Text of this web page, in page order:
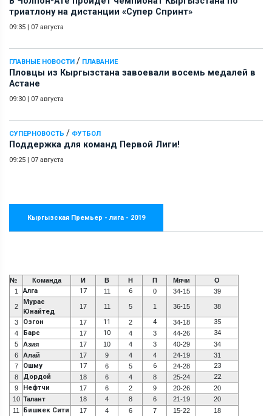
триатлону на дистанции «Супер Спринт»
09:35 | 07 августа
ГЛАВНЫЕ НОВОСТИ / ПЛАВАНИЕ
Пловцы из Кыргызстана завоевали восемь медалей в
Астане
09:30 | 07 августа
СУПЕРНОВОСТЬ / ФУТБОЛ
Поддержка для команд Первой Лиги!
09:25 | 07 августа
Кыргызская Премьер - лига - 2019
№ Команда И В Н П Мячи
О
1
Алга 17 11 6 0 34-15 39
2
Мурас
Юнайтед
17 11 5 1 36-15 38
3 Озгон 17 11 2 4 34-18 35
4 Барс 17 10 4 3 44-26 34
5 Азия 17 10 4 3 40-29
34
6
Алай 17 9 4 4 24-19
31
7
Ошму 17 6 5 6 24-28 23
8 Дордой 18 6 4 8 25-24 22
9 Нефтчи 17 6 2 9 20-26
20
10 Талант 18 4 8 6 21-19
20
11
Бишкек Сити 17 4 6 7 15-22
18